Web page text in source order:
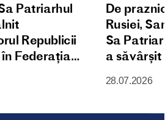
Patriarhul
Republicii
Federația
De
Rusiei,
Sa
a
28.07.2026